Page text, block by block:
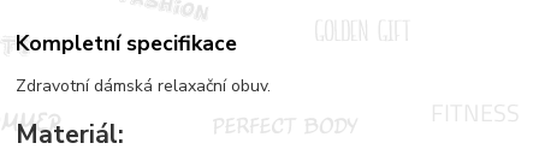
Kompletní specifikace
Zdravotní dámská relaxační obuv.
Materiál: